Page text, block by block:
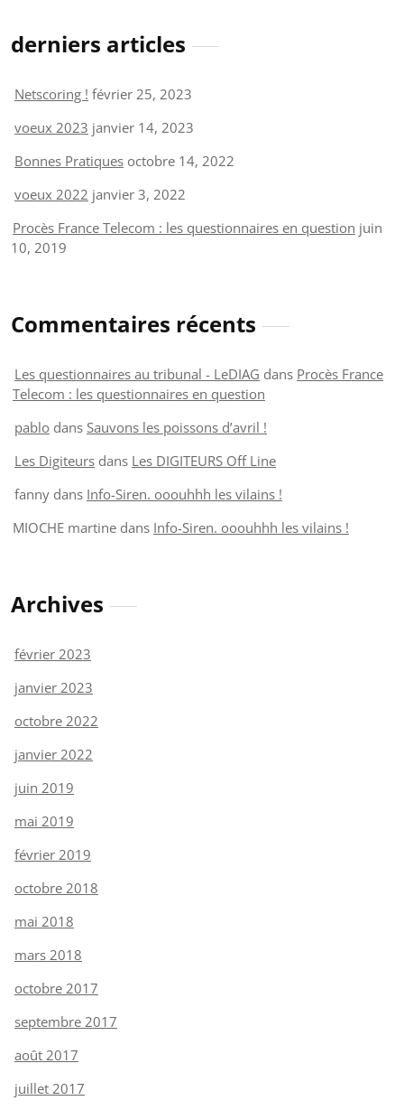
derniers articles
Netscoring ! février 25, 2023
voeux 2023 janvier 14, 2023
Bonnes Pratiques octobre 14, 2022
voeux 2022 janvier 3, 2022
Procès France Telecom : les questionnaires en question juin
10, 2019
Commentaires récents
Les questionnaires au tribunal - LeDIAG dans Procès France
Telecom : les questionnaires en question
pablo dans Sauvons les poissons d’avril !
Les Digiteurs dans Les DIGITEURS Off Line
fanny dans Info-Siren. ooouhhh les vilains !
MIOCHE martine dans Info-Siren. ooouhhh les vilains !
Archives
février 2023
janvier 2023
octobre 2022
janvier 2022
juin 2019
mai 2019
février 2019
octobre 2018
mai 2018
mars 2018
octobre 2017
septembre 2017
août 2017
juillet 2017